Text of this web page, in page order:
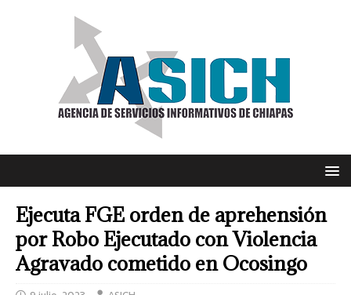
Ejecuta FGE orden de aprehensión
por Robo Ejecutado con Violencia
Agravado cometido en Ocosingo